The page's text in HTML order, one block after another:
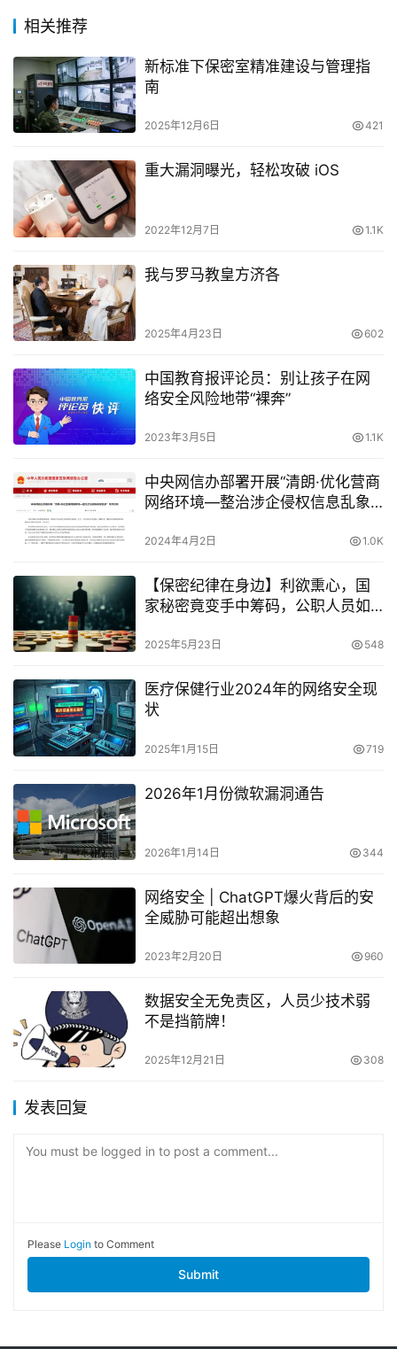
相关推荐
新标准下保密室精准建设与管理指
南
2025年12月6日 421
重大漏洞曝光，轻松攻破 iOS
2022年12月7日 1.1K
我与罗马教皇方济各
2025年4月23日 602
中国教育报评论员：别让孩子在网
络安全风险地带“裸奔”
2023年3月5日 1.1K
中央网信办部署开展“清朗·优化营商
网络环境—整治涉企侵权信息乱象”
2024年4月2日 1.0K
【保密纪律在身边】利欲熏心，国
家秘密竟变手中筹码，公职人员如
2025年5月23日 548
医疗保健行业2024年的网络安全现
状
2025年1月15日 719
2026年1月份微软漏洞通告
2026年1月14日 344
网络安全 | ChatGPT爆火背后的安
全威胁可能超出想象
2023年2月20日 960
数据安全无免责区，人员少技术弱
不是挡箭牌！
2025年12月21日 308
发表回复
You must be logged in to post a comment...
Please Login to Comment
Submit